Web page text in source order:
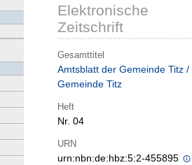
Elektronische
Zeitschrift
Gesamttitel
Amtsblatt der Gemeinde Titz /
Gemeinde Titz
Heft
Nr. 04
URN
urn:nbn:de:hbz:5:2-455895